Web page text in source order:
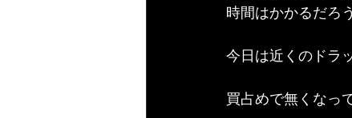
時間はかかるだろ
今日は近くのドラ
買占めで無くなっ